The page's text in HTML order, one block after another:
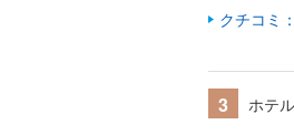
クチコミ
3 ホテ